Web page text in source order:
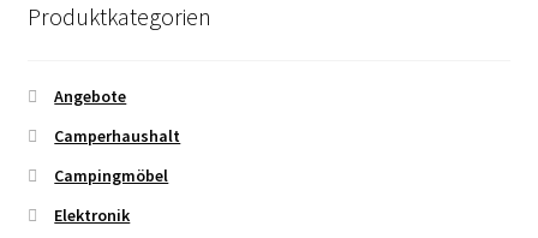
Produktkategorien
Angebote
Camperhaushalt
Campingmöbel
Elektronik